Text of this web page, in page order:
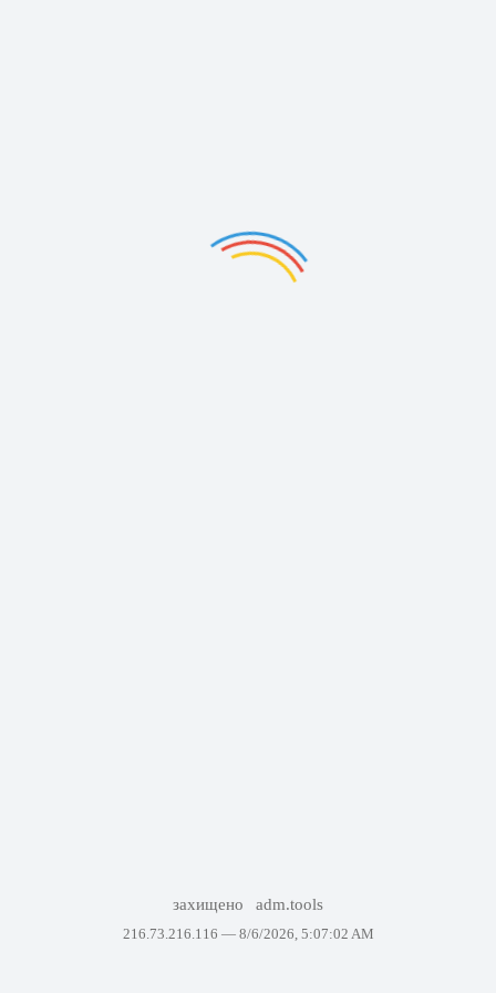
захищено adm.tools
216.73.216.116 — 8/6/2026, 5:07:02 AM